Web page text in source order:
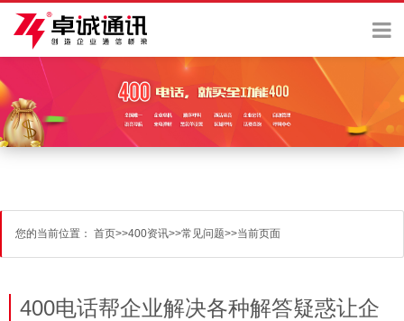
您的当前位置： 首页>>400资讯>>常见问题>>当前页面
400电话帮企业解决各种解答疑惑让企